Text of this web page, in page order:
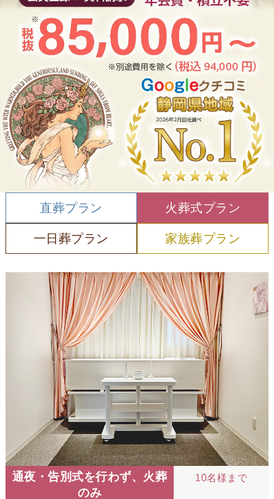
直葬プラン 火葬式プラン
一日葬プラン 家族葬プラン
通夜・告別式を行わず、火葬
のみ
10名様まで